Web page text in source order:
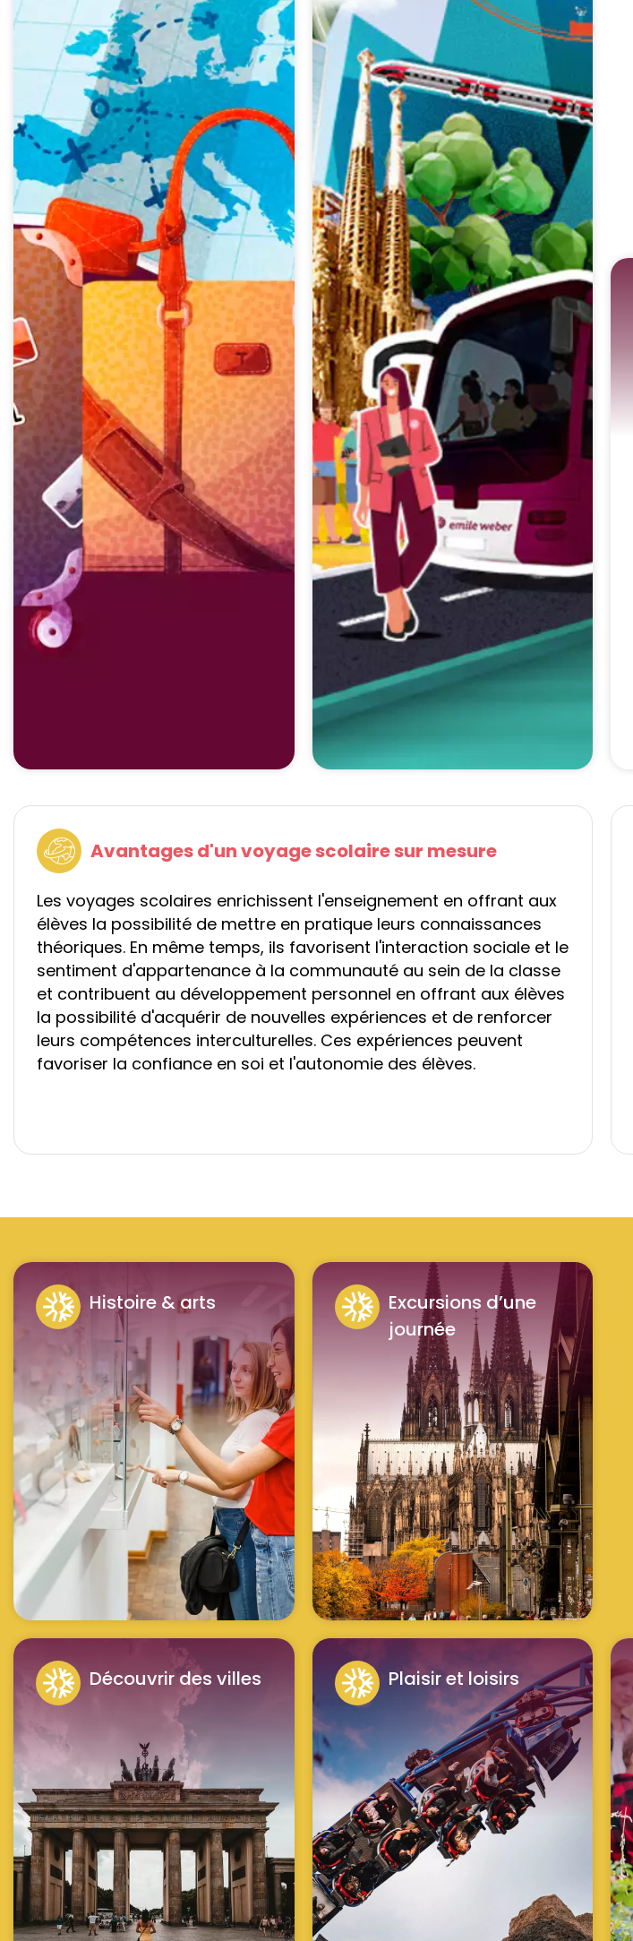
Avantages d'un voyage scolaire sur mesure
Les voyages scolaires enrichissent l'enseignement en offrant aux
élèves la possibilité de mettre en pratique leurs connaissances
théoriques. En même temps, ils favorisent l'interaction sociale et le
sentiment d'appartenance à la communauté au sein de la classe
et contribuent au développement personnel en offrant aux élèves
la possibilité d'acquérir de nouvelles expériences et de renforcer
leurs compétences interculturelles. Ces expériences peuvent
favoriser la confiance en soi et l'autonomie des élèves.
Histoire & arts
Excursions d’une
journée
Découvrir des villes Plaisir et loisirs